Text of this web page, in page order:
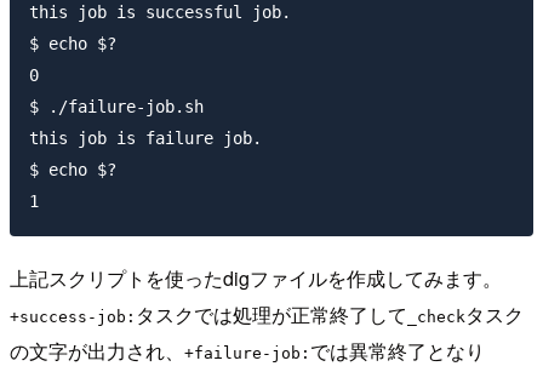
this job is successful job.
$ echo $?
0
$ ./failure-job.sh
this job is failure job.
$ echo $?
上記スクリプトを使ったdigファイルを作成してみます。
+success-job: タスクでは処理が正常終了して _checkタスク
の文字が出力され、
+failure-job: では異常終了となり